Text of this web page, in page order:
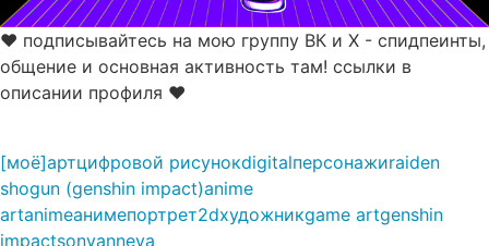
♥ подписывайтесь на мою группу ВК и Х - спидпеинты,
общение и основная активность там! ссылки в
описании профиля ♥
[моё]артцифровой рисунокdigitalперсонажиraiden
shogun (genshin impact)anime
artanimeанимепортрет2dхудожникgame artgenshin
impactsonyanneya